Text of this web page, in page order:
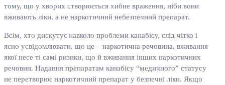
тому, що у хворих створюється хибне враження, ніби вони
вживають ліки, а не наркотичний небезпечний препарат.
Всім, хто дискутує навколо проблеми канабісу, слід чітко і
ясно усвідомлювати, що це – наркотична речовина, вживання
якої несе ті самі ризики, що й вживання інших наркотичних
речовин. Надання препаратам канабісу “медичного” статусу
не перетворює наркотичний препарат у безпечні ліки. Якщо